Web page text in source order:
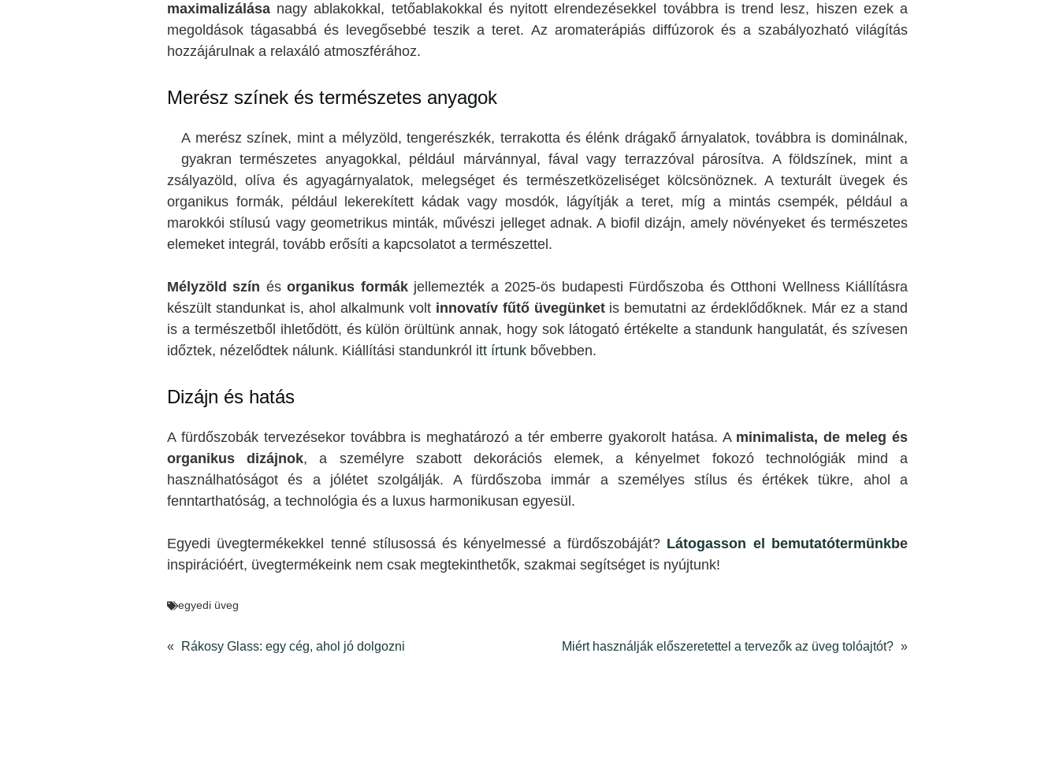
maximalizálása nagy ablakokkal, tetőablakokkal és nyitott elrendezésekkel továbbra is trend lesz, hiszen ezek a
megoldások tágasabbá és levegősebbé teszik a teret. Az aromaterápiás diffúzorok és a szabályozható világítás
hozzájárulnak a relaxáló atmoszférához.
Merész színek és természetes anyagok
A merész színek, mint a mélyzöld, tengerészkék, terrakotta és élénk drágakő árnyalatok, továbbra is dominálnak,
gyakran természetes anyagokkal, például márvánnyal, fával vagy terrazzóval párosítva. A földszínek, mint a
zsályazöld, olíva és agyagárnyalatok, melegséget és természetközeliséget kölcsönöznek. A texturált üvegek és
organikus formák, például lekerekített kádak vagy mosdók, lágyítják a teret, míg a mintás csempék, például a
marokkói stílusú vagy geometrikus minták, művészi jelleget adnak. A biofil dizájn, amely növényeket és természetes
elemeket integrál, tovább erősíti a kapcsolatot a természettel.
Mélyzöld szín ésorganikus formákjellemezték a 2025-ös budapesti Fürdőszoba és Otthoni Wellness Kiállításra
készült standunkat is, ahol alkalmunk volt innovatív fűtő üvegünketis bemutatni az érdeklődőknek. Már ez a stand
is a természetből ihletődött, és külön örültünk annak, hogy sok látogató értékelte a standunk hangulatát, és szívesen
időztek, nézelődtek nálunk. Kiállítási standunkról itt írtunk bővebben.
Dizájn és hatás
A fürdőszobák tervezésekor továbbra is meghatározó a tér emberre gyakorolt hatása. A minimalista, de meleg és
organikus dizájnok, a személyre szabott dekorációs elemek, a kényelmet fokozó technológiák mind a
használhatóságot és a jólétet szolgálják. A fürdőszoba immár a személyes stílus és értékek tükre, ahol a
fenntarthatóság, a technológia és a luxus harmonikusan egyesül.
Egyedi üvegtermékekkel tenné stílusossá és kényelmessé a fürdőszobáját? Látogasson el bemutatótermünkbe
inspirációért, üvegtermékeink nem csak megtekinthetők, szakmai segítséget is nyújtunk!
egyedi üveg
« Rákosy Glass: egy cég, ahol jó dolgozni Miért használják előszeretettel a tervezők az üveg tolóajtót? »